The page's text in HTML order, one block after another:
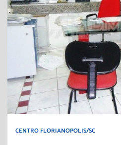
CENTRO FLORIANOPOLIS/SC